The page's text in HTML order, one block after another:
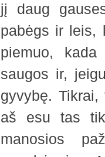
jį daug
pabėgs ir leis,
piemuo,
saugos ir,
gyvybę.
aš esu tas
manosios